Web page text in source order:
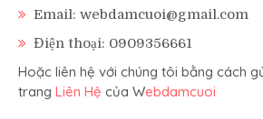
Email: webdamcuoi@gmail.com
Điện thoại: 0909356661
Hoặc liên hệ với chúng tôi bằng cách
trang Liên Hệ của Webdamcuoi